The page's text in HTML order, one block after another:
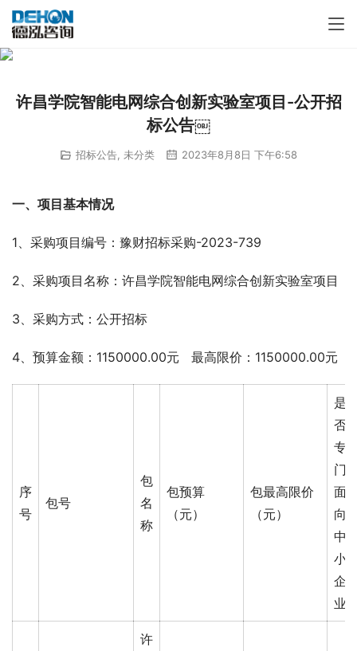
许昌学院智能电网综合创新实验室项目-公开招
标公告￼
招标公告 未分类 2023年8月8日 下午6:58
一、项目基本情况
1、采购项目编号：豫财招标采购-2023-739
2、采购项目名称：许昌学院智能电网综合创新实验室项目
3、采购方式：公开招标
4、预算金额：1150000.00元   最高限价：1150000.00元
序
号
包号
包
名
称
包预算
（元）
包最高限价
（元）
是
否
专
门
面
向
中
小
企
业
许